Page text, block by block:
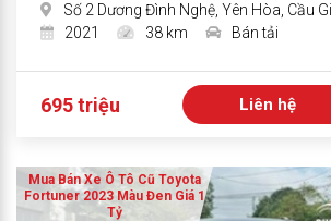
Số 2 Dương Đình Nghệ, Yên Hòa, Cầu
2021
38 km Bán tải
695 triệu Liên hệ
Mua Bán Xe Ô Tô Cũ Toyota
Fortuner 2023 Màu Đen Giá 1
Tỷ